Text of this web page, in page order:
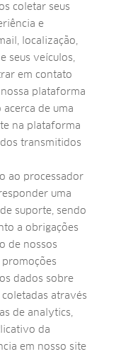
coletar seus
e
localização,
seus veículos,
em contato
plataforma
de uma
na plataforma
transmitidos
ao processador
uma
suporte, sendo
a obrigações
de nossos
dados sobre
através
de analytics,
da
em nosso site